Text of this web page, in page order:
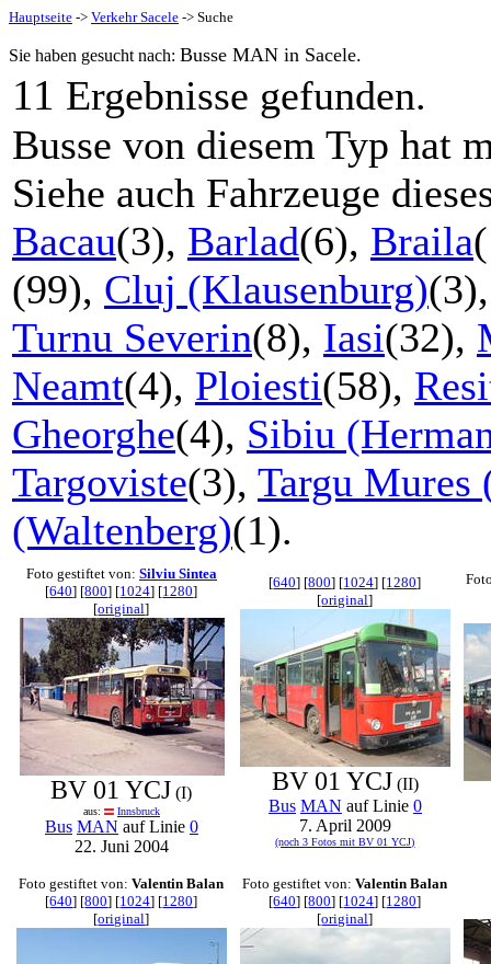
Hauptseite -> Verkehr Sacele -> Suche
Sie haben gesucht nach: Busse MAN in Sacele.
11 Ergebnisse gefunden.
Busse von diesem Typ hat
Siehe auch Fahrzeuge
Bacau(3), Barlad(6), Braila
(99), Cluj (Klausenburg)
Turnu Severin(8), Iasi(32),
Neamt(4), Ploiesti(58),
Gheorghe(4), Sibiu
Targoviste(3), Targu Mures
(Waltenberg)(1).
Foto gestiftet von: Silviu Sintea
[640] [800] [1024] [1280]
[original]
BV 01 YCJ (I)
aus: Innsbruck
Bus MAN auf Linie 0
22. Juni 2004
[640] [800] [1024] [1280]
[original]
BV 01 YCJ (II)
Bus MAN auf Linie 0
7. April 2009
(noch 3 Fotos mit BV 01 YCJ)
Foto gestiftet von:Valentin Balan
[640] [800] [1024] [1280]
[original]
Foto gestiftet von:Valentin Balan
[640] [800] [1024] [1280]
[original]